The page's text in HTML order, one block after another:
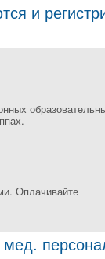
и
Оплачивайте